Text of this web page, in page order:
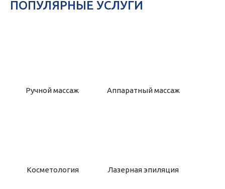
ПОПУЛЯРНЫЕ УСЛУГИ
Ручной массаж Аппаратный массаж
Косметология Лазерная эпиляция